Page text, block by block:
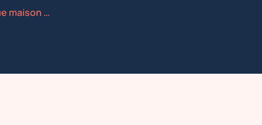
Hote sse d accueil bilingue maison de luxe 8eme h f